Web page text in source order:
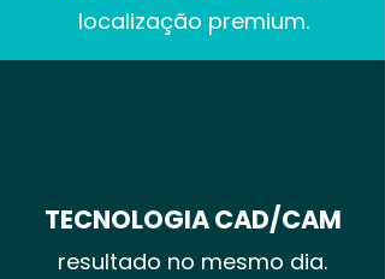
localização premium.
TECNOLOGIA CAD/CAM
resultado no mesmo dia.